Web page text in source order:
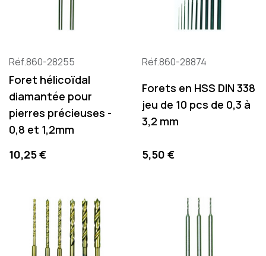
Réf.860-28255
Foret hélicoïdal
diamantée pour
pierres précieuses -
0,8 et 1,2mm
Precio
10,25 €
Réf.860-28874
Forets en HSS DIN 338
jeu de 10 pcs de 0,3 à
3,2 mm
Precio
5,50 €